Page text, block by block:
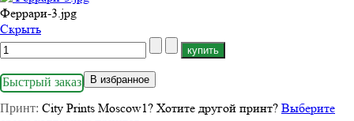
Феррари-3.jpg
Cкрыть
Быстрый заказ В избранное
Принт: City Prints Moscow1? Хотите другой принт? Выберите